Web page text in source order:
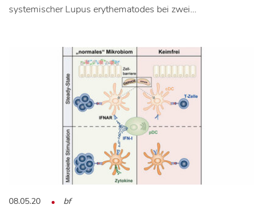
systemischer Lupus erythematodes bei zwei…
08.05.20 bf